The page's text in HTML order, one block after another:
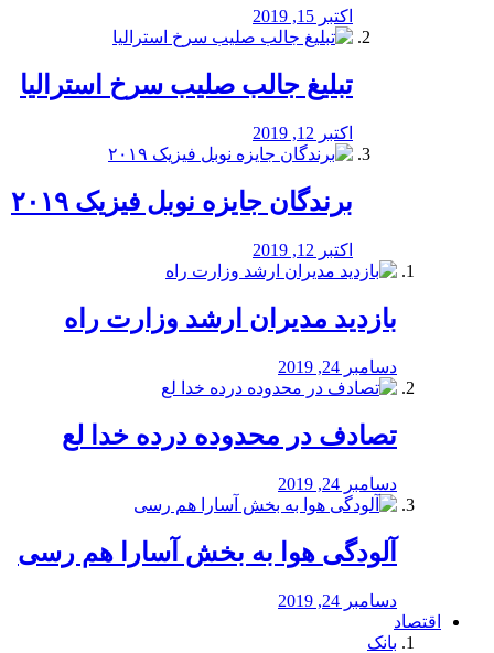
اکتبر 15, 2019
تبلیغ جالب صلیب سرخ استرالیا
اکتبر 12, 2019
برندگان جایزه نوبل فیزیک ۲۰۱۹
اکتبر 12, 2019
بازدید مدیران ارشد وزارت راه
دسامبر 24, 2019
تصادف در محدوده درده خدا لع
دسامبر 24, 2019
آلودگی هوا به بخش آسارا هم رسی
دسامبر 24, 2019
اقتصاد
بانک